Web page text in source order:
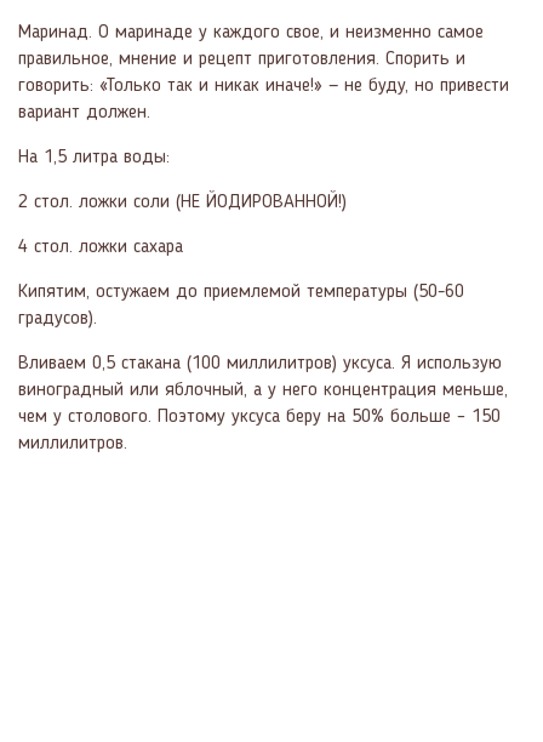
Маринад. О маринаде у каждого свое, и неизменно самое
правильное, мнение и рецепт приготовления. Спорить и
говорить: «Только так и никак иначе!» — не буду, но привести
вариант должен.
На 1,5 литра воды:
2 стол. ложки соли (НЕ ЙОДИРОВАННОЙ!)
4 стол. ложки сахара
Кипятим, остужаем до приемлемой температуры (50-60
градусов).
Вливаем 0,5 стакана (100 миллилитров) уксуса. Я использую
виноградный или яблочный, а у него концентрация меньше,
чем у столового. Поэтому уксуса беру на 50% больше – 150
миллилитров.